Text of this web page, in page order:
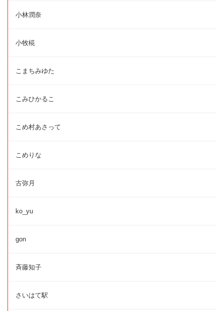
小林潤奈
小牧椛
こまちみゆた
こみひかるこ
こめ村あさって
こめりな
古弥月
ko_yu
gon
斉藤知子
さいはて駅